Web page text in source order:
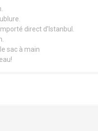
direct d’Istanbul.
sac à main